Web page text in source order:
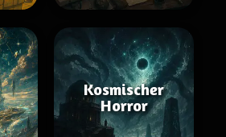
Kosmischer
Horror